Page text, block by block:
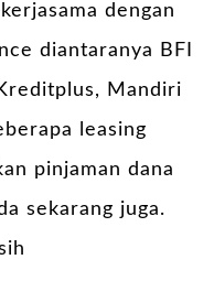
dengan
diantaranya BFI
Mandiri
leasing
pinjaman dana
sekarang juga.